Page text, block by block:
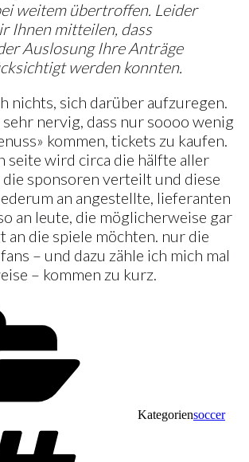
weitem übertroffen. Leider
Ihnen mitteilen, dass
Auslosung Ihre Anträge
werden konnten.
nichts, sich darüber aufzuregen.
nervig, dass nur soooo wenig
kommen, tickets zu kaufen.
seite wird circa die hälfte aller
sponsoren verteilt und diese
an angestellte, lieferanten
an leute, die möglicherweise gar
an die spiele möchten. nur die
– und dazu zähle ich mich mal
– kommen zu kurz.
Kategoriensoccer